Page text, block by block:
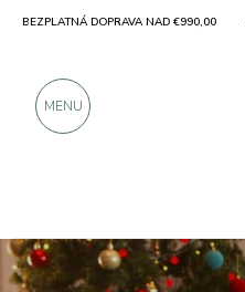
BEZPLATNÁ DOPRAVA NAD €990,00
MENU